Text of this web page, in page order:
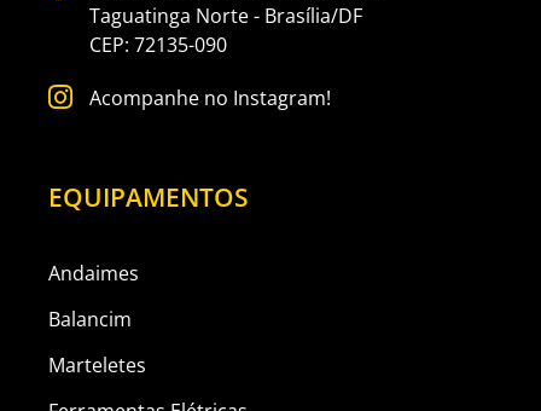
Taguatinga Norte - Brasília/DF
CEP: 72135-090
Acompanhe no Instagram!
EQUIPAMENTOS
Andaimes
Balancim
Marteletes